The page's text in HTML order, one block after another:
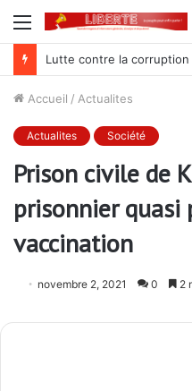
Menu
Accueil / Actualites
Actualites Société
Prison civile de
prisonnier quasi
vaccination
novembre 2, 2021 0 2